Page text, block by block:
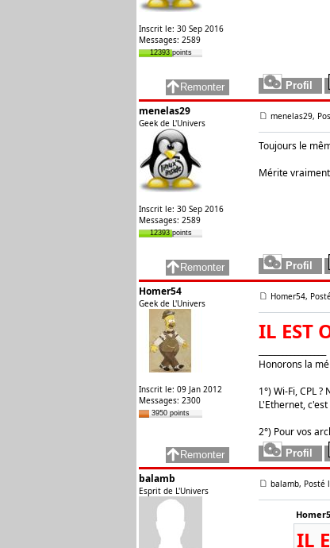
Inscrit le: 30 Sep 2016
Messages: 2589
12393 points
menelas29
Geek de L'Univers
Inscrit le: 30 Sep 2016
Messages: 2589
12393 points
menelas29,
Toujours le
Mérite
Homer54
Geek de L'Univers
Inscrit le: 09 Jan 2012
Messages: 2300
3950 points
Homer54,
IL EST
Honorons la
1°) Wi-Fi, CPL ?
L'Ethernet,
2°) Pour vos
balamb
Esprit de L'Univers
balamb, Posté
IL